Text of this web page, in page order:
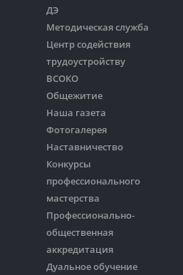
ДЭ
Методическая служба
Центр содействия
трудоустройству
ВСОКО
Общежитие
Наша газета
Фотогалерея
Наставничество
Конкурсы
профессионального
мастерства
Профессионально-
общественная
аккредитация
Дуальное обучение